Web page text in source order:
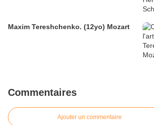
Maxim Tereshchenko. (12yo) Mozart
Commentaires
Ajouter un commentaire